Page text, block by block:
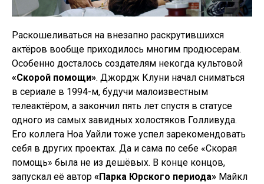
Раскошеливаться на внезапно раскрутившихся
актёров вообще приходилось многим продюсерам.
Особенно досталось создателям некогда культовой
«Скорой помощи». Джордж Клуни начал сниматься
в сериале в 1994-м, будучи малоизвестным
телеактёром, а закончил пять лет спустя в статусе
одного из самых завидных холостяков Голливуда.
Его коллега Ноа Уайли тоже успел зарекомендовать
себя в других проектах. Да и сама по себе «Скорая
помощь» была не из дешёвых. В конце концов,
запускал её автор «Парка Юрского периода» Майкл